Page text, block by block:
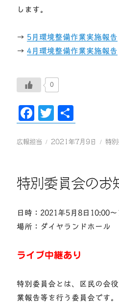
します。
→ 5月環境整備作業実施報告
→4月環境整備作業実施報告
0
Fa
ce
bo
T
wi
tte
有
投
広報担当
投
2021年7月9日
カ
ー
特
特別委員会のお
日時：2021年5月8日10:00
場所：ダイヤランドホール
ライブ中継あり
特別委員会とは、区民の会
業報告等を行う委員会です。